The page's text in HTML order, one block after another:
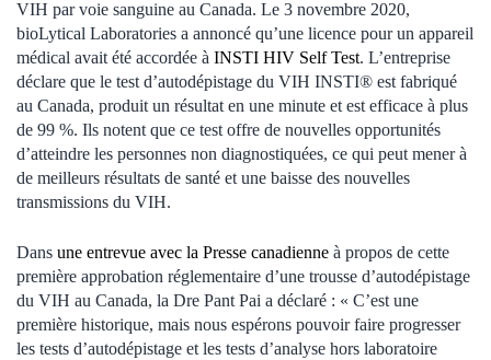
VIH par voie sanguine au Canada. Le 3 novembre 2020,
bioLytical Laboratories a annoncé qu’une licence pour un appareil
médical avait été accordée à INSTI HIV Self Test. L’entreprise
déclare que le test d’autodépistage du VIH INSTI® est fabriqué
au Canada, produit un résultat en une minute et est efficace à plus
de 99 %. Ils notent que ce test offre de nouvelles opportunités
d’atteindre les personnes non diagnostiquées, ce qui peut mener à
de meilleurs résultats de santé et une baisse des nouvelles
transmissions du VIH.
Dans une entrevue avec la Presse canadienne à propos de cette
première approbation réglementaire d’une trousse d’autodépistage
du VIH au Canada, la Dre Pant Pai a déclaré : « C’est une
première historique, mais nous espérons pouvoir faire progresser
les tests d’autodépistage et les tests d’analyse hors laboratoire